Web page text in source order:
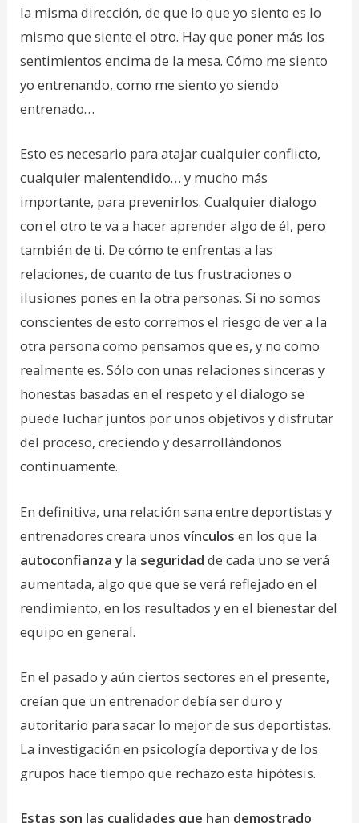
la misma dirección, de que lo que yo siento es lo
mismo que siente el otro. Hay que poner más los
sentimientos encima de la mesa. Cómo me siento
yo entrenando, como me siento yo siendo
entrenado…
Esto es necesario para atajar cualquier conflicto,
cualquier malentendido… y mucho más
importante, para prevenirlos. Cualquier dialogo
con el otro te va a hacer aprender algo de él, pero
también de ti. De cómo te enfrentas a las
relaciones, de cuanto de tus frustraciones o
ilusiones pones en la otra personas. Si no somos
conscientes de esto corremos el riesgo de ver a la
otra persona como pensamos que es, y no como
realmente es. Sólo con unas relaciones sinceras y
honestas basadas en el respeto y el dialogo se
puede luchar juntos por unos objetivos y disfrutar
del proceso, creciendo y desarrollándonos
continuamente.
En definitiva, una relación sana entre deportistas y
entrenadores creara unos vínculos en los que la
autoconfianza y la seguridad de cada uno se verá
aumentada, algo que que se verá reflejado en el
rendimiento, en los resultados y en el bienestar del
equipo en general.
En el pasado y aún ciertos sectores en el presente,
creían que un entrenador debía ser duro y
autoritario para sacar lo mejor de sus deportistas.
La investigación en psicología deportiva y de los
grupos hace tiempo que rechazo esta hipótesis.
Estas son las cualidades que han demostrado